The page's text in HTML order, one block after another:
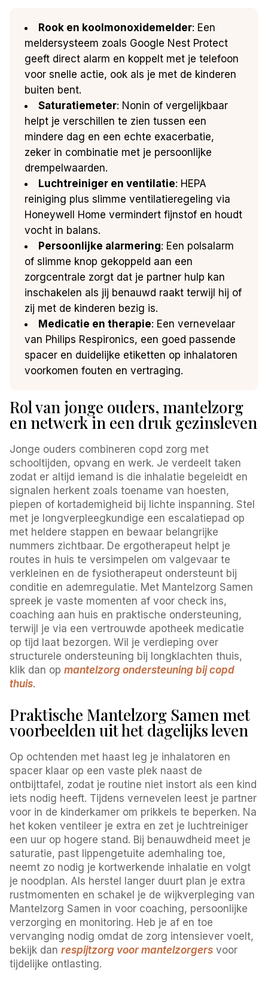
Rook en koolmonoxidemelder: Een
meldersysteem zoals Google Nest Protect
geeft direct alarm en koppelt met je telefoon
voor snelle actie, ook als je met de kinderen
buiten bent.
Saturatiemeter: Nonin of vergelijkbaar
helpt je verschillen te zien tussen een
mindere dag en een echte exacerbatie,
zeker in combinatie met je persoonlijke
drempelwaarden.
Luchtreiniger en ventilatie: HEPA
reiniging plus slimme ventilatieregeling via
Honeywell Home vermindert fijnstof en houdt
vocht in balans.
Persoonlijke alarmering: Een polsalarm
of slimme knop gekoppeld aan een
zorgcentrale zorgt dat je partner hulp kan
inschakelen als jij benauwd raakt terwijl hij of
zij met de kinderen bezig is.
Medicatie en therapie: Een vernevelaar
van Philips Respironics, een goed passende
spacer en duidelijke etiketten op inhalatoren
voorkomen fouten en vertraging.
Rol van jonge ouders, mantelzorg
en netwerk in een druk gezinsleven
Jonge ouders combineren copd zorg met
schooltijden, opvang en werk. Je verdeelt taken
zodat er altijd iemand is die inhalatie begeleidt en
signalen herkent zoals toename van hoesten,
piepen of kortademigheid bij lichte inspanning. Stel
met je longverpleegkundige een escalatiepad op
met heldere stappen en bewaar belangrijke
nummers zichtbaar. De ergotherapeut helpt je
routes in huis te versimpelen om valgevaar te
verkleinen en de fysiotherapeut ondersteunt bij
conditie en ademregulatie. Met Mantelzorg Samen
spreek je vaste momenten af voor check ins,
coaching aan huis en praktische ondersteuning,
terwijl je via een vertrouwde apotheek medicatie
op tijd laat bezorgen. Wil je verdieping over
structurele ondersteuning bij longklachten thuis,
klik dan opmantelzorg ondersteuning bij copd
thuis.
Praktische Mantelzorg Samen met
voorbeelden uit het dagelijks leven
Op ochtenden met haast leg je inhalatoren en
spacer klaar op een vaste plek naast de
ontbijttafel, zodat je routine niet instort als een kind
iets nodig heeft. Tijdens vernevelen leest je partner
voor in de kinderkamer om prikkels te beperken. Na
het koken ventileer je extra en zet je luchtreiniger
een uur op hogere stand. Bij benauwdheid meet je
saturatie, past lippengetuite ademhaling toe,
neemt zo nodig je kortwerkende inhalatie en volgt
je noodplan. Als herstel langer duurt plan je extra
rustmomenten en schakel je de wijkverpleging van
Mantelzorg Samen in voor coaching, persoonlijke
verzorging en monitoring. Heb je af en toe
vervanging nodig omdat de zorg intensiever voelt,
bekijk danrespijtzorg voor mantelzorgers voor
tijdelijke ontlasting.